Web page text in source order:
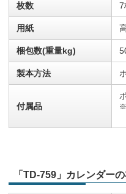
枚数 7
用紙
梱包数(重量kg)
製本方法
付属品
「TD-759」カレンダー